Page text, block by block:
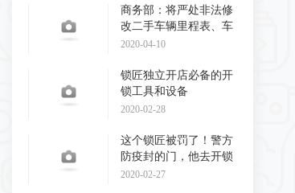
商务部：将严处非法修
改二手车辆里程表、车
辆识别代码和发动
2020-04-10
锁匠独立开店必备的开
锁工具和设备
2020-02-28
这个锁匠被罚了！警方
防疫封的门，他去开锁
了！
2020-02-27